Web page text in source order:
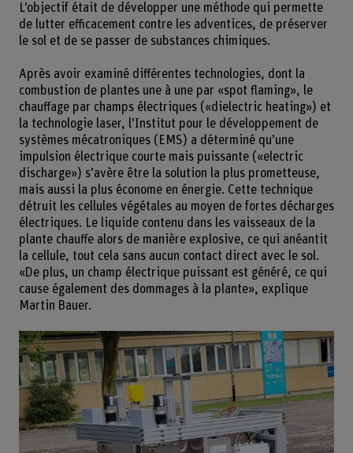
L’objectif était de développer une méthode qui permette
de lutter efficacement contre les adventices, de préserver
le sol et de se passer de substances chimiques.
Après avoir examiné différentes technologies, dont la
combustion de plantes une à une par «spot flaming», le
chauffage par champs électriques («dielectric heating») et
la technologie laser, l’Institut pour le développement de
systèmes mécatroniques (EMS) a déterminé qu’une
impulsion électrique courte mais puissante («electric
discharge») s’avère être la solution la plus prometteuse,
mais aussi la plus économe en énergie. Cette technique
détruit les cellules végétales au moyen de fortes décharges
électriques. Le liquide contenu dans les vaisseaux de la
plante chauffe alors de manière explosive, ce qui anéantit
la cellule, tout cela sans aucun contact direct avec le sol.
«De plus, un champ électrique puissant est généré, ce qui
cause également des dommages à la plante», explique
Martin Bauer.